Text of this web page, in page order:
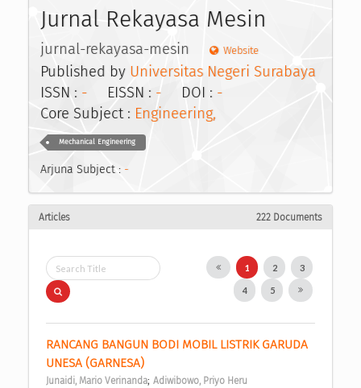
Jurnal Rekayasa Mesin
jurnal-rekayasa-mesin Website
Published by Universitas Negeri Surabaya
ISSN : - EISSN : - DOI : -
Core Subject : Engineering,
Mechanical Engineering
Arjuna Subject : -
Articles 222 Documents
1 2 3
4 5
RANCANG BANGUN BODI MOBIL LISTRIK GARUDA
UNESA (GARNESA)
Junaidi, Mario Verinanda; Adiwibowo, Priyo Heru